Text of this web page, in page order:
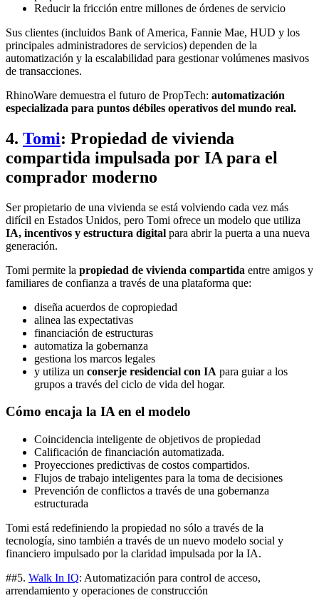
Reducir la fricción entre millones de órdenes de servicio
Sus clientes (incluidos Bank of America, Fannie Mae, HUD y los
principales administradores de servicios) dependen de la
automatización y la escalabilidad para gestionar volúmenes masivos
de transacciones.
RhinoWare demuestra el futuro de PropTech: automatización
especializada para puntos débiles operativos del mundo real.
4. Tomi: Propiedad de vivienda
compartida impulsada por IA para el
comprador moderno
Ser propietario de una vivienda se está volviendo cada vez más
difícil en Estados Unidos, pero Tomi ofrece un modelo que utiliza
IA, incentivos y estructura digital para abrir la puerta a una nueva
generación.
Tomi permite la propiedad de vivienda compartida entre amigos y
familiares de confianza a través de una plataforma que:
diseña acuerdos de copropiedad
alinea las expectativas
financiación de estructuras
automatiza la gobernanza
gestiona los marcos legales
y utiliza un conserje residencial con IA para guiar a los
grupos a través del ciclo de vida del hogar.
Cómo encaja la IA en el modelo
Coincidencia inteligente de objetivos de propiedad
Calificación de financiación automatizada.
Proyecciones predictivas de costos compartidos.
Flujos de trabajo inteligentes para la toma de decisiones
Prevención de conflictos a través de una gobernanza
estructurada
Tomi está redefiniendo la propiedad no sólo a través de la
tecnología, sino también a través de un nuevo modelo social y
financiero impulsado por la claridad impulsada por la IA.
##5. Walk In IQ: Automatización para control de acceso,
arrendamiento y operaciones de construcción